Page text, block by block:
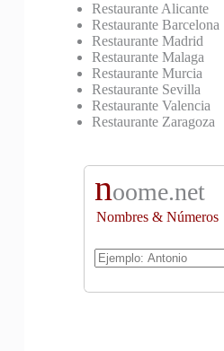
Restaurante Alicante
Restaurante Barcelona
Restaurante Madrid
Restaurante Malaga
Restaurante Murcia
Restaurante Sevilla
Restaurante Valencia
Restaurante Zaragoza
noome.net
Nombres & Números